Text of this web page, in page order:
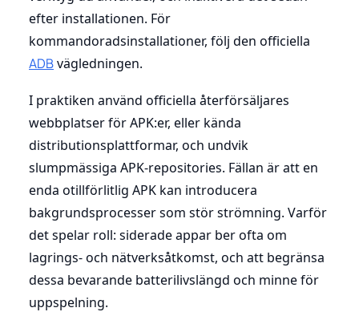
efter installationen. För
kommandoradsinstallationer, följ den officiella
ADBvägledningen.
I praktiken använd officiella återförsäljares
webbplatser för APK:er, eller kända
distributionsplattformar, och undvik
slumpmässiga APK-repositories. Fällan är att en
enda otillförlitlig APK kan introducera
bakgrundsprocesser som stör strömning. Varför
det spelar roll: siderade appar ber ofta om
lagrings- och nätverksåtkomst, och att begränsa
dessa bevarande batterilivslängd och minne för
uppspelning.